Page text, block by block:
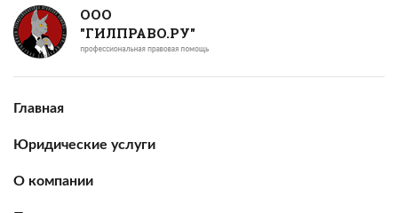
ООО
"ГИЛПРАВО.РУ"
Главная
Юридические услуги
О компании